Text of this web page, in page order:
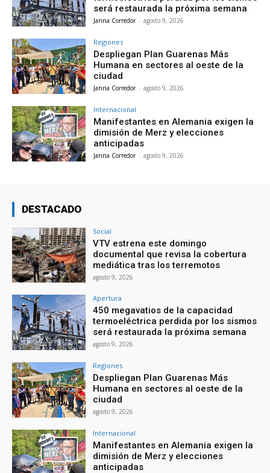
será restaurada la próxima semana
Janna Corredor - agosto 9, 2026
Regiones
Despliegan Plan Guarenas Más
Humana en sectores al oeste de la
ciudad
Janna Corredor - agosto 9, 2026
Internacional
Manifestantes en Alemania exigen la
dimisión de Merz y elecciones
anticipadas
Janna Corredor - agosto 9, 2026
DESTACADO
Social
VTV estrena este domingo
documental que revisa la cobertura
mediática tras los terremotos
agosto 9, 2026
Apertura
450 megavatios de la capacidad
termoeléctrica perdida por los sismos
será restaurada la próxima semana
agosto 9, 2026
Regiones
Despliegan Plan Guarenas Más
Humana en sectores al oeste de la
ciudad
agosto 9, 2026
Internacional
Manifestantes en Alemania exigen la
dimisión de Merz y elecciones
anticipadas